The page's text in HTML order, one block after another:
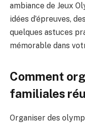
ambiance de Jeux
idées d’épreuves,
quelques astuces
mémorable dans
Comment
familiales
Organiser des